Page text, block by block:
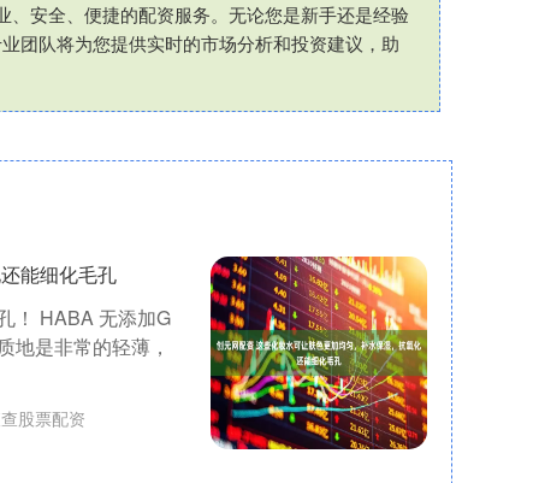
安全、便捷的配资服务。无论您是新手还是经验
团队将为您提供实时的市场分析和投资建议，助
能细化毛孔
！ HABA 无添加G
地是非常的轻薄，
股票配资